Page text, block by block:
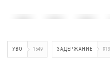
УВО 1549 ЗАДЕРЖАНИЕ 913